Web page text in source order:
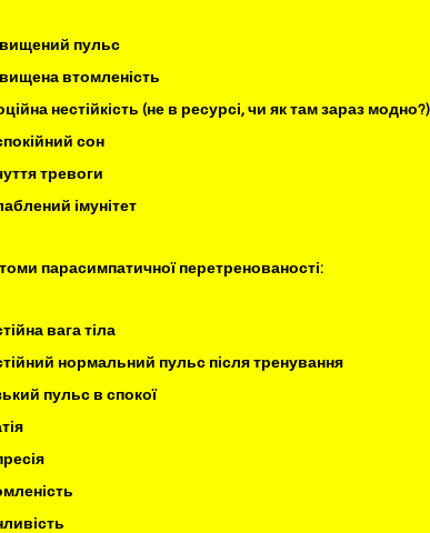
пульс
втомленість
нестійкість (не в ресурсі, чи як там зараз модно?)
сон
тревоги
імунітет
парасимпатичної перетренованості:
вага тіла
нормальний пульс після тренування
пульс в спокої